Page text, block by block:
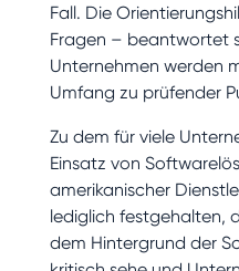
Fall. Die
Fragen – beantwortet
Unternehmen werden
Umfang zu prüfender
Zu dem für viele
Einsatz von
amerikanischer
lediglich festgehalten,
dem Hintergrund der